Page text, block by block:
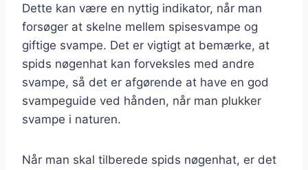
Dette kan være en nyttig indikator, når man
forsøger at skelne mellem spisesvampe og
giftige svampe. Det er vigtigt at bemærke, at
spids nøgenhat kan forveksles med andre
svampe, så det er afgørende at have en god
svampeguide ved hånden, når man plukker
svampe i naturen.
Når man skal tilberede spids nøgenhat, er det